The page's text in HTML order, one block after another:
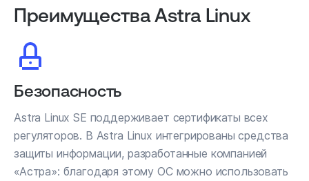
Преимущества Astra Linux
Безопасность
Astra Linux SE поддерживает сертификаты всех
регуляторов. В Astra Linux интегрированы средства
защиты информации, разработанные компанией
«Астра»: благодаря этому ОС можно использовать